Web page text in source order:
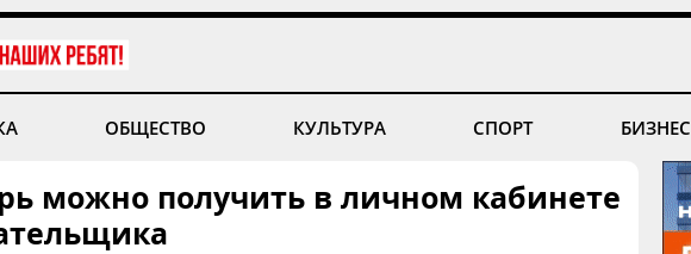
ОБЩЕСТВО КУЛЬТУРА СПОРТ БИЗНЕС
можно получить в личном кабинете